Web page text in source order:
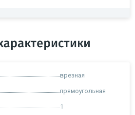
врезная
прямоугольная
1